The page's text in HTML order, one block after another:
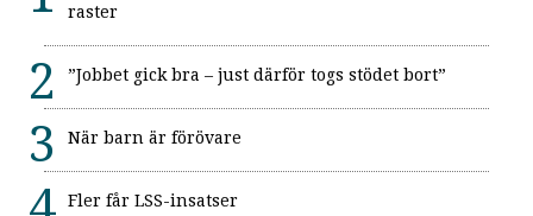
raster
”Jobbet gick bra – just därför togs stödet bort”
När barn är förövare
Fler får LSS-insatser